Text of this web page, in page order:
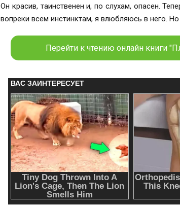
Он красив, таинственен и, по слухам, опасен.
вопреки всем инстинктам, я влюбляюсь в него.
Перейти к чтению онлайн книги